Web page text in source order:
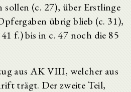
sollen (c. 27), über Erstlinge
übrig blieb (c. 31),
f.) bis in c. 47 noch die 85
aus AK VIII, welcher aus
trägt. Der zweite Teil,